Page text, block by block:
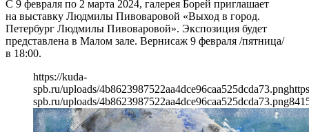
С 9 февраля по 2 марта 2024, галерея Борей приглашает
на выставку Людмилы Пивоваровой «Выход в город.
Петербург Людмилы Пивоваровой». Экспозиция будет
представлена в Малом зале. Вернисаж 9 февраля /пятница/
в 18:00.
https://kuda-
spb.ru/uploads/4b8623987522aa4dce96caa525dcda73.png
spb.ru/uploads/4b8623987522aa4dce96caa525dcda73.png841